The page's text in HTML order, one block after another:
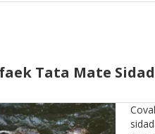
Tata Mate